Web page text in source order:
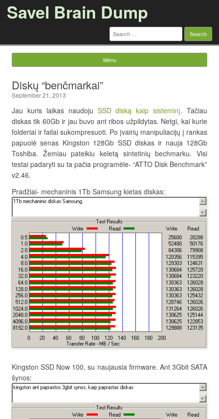
Savel Brain Dump
Search
for:
Menu
Diskų “benčmarkai”
September 21, 2013
Jau kuris laikas naudoju SSD diską kaip sisteminį. Tačiau
diskas tik 60Gb ir jau buvo ant ribos užpildytas. Netgi, kai kurie
folderiai ir failai sukompresuoti. Po įvairių manipuliacijų į rankas
papuolė senas Kingston 128Gb SSD diskas ir nauja 128Gb
Toshiba. Žemiau pateikiu keletą sintetinių bechmarku. Visi
testai padaryti su ta pačia programėle- “ATTO Disk Benchmark”
v2.46.
Pradžiai- mechaninis 1Tb Samsung kietas diskas:
Kingston SSD Now 100, su naujausia firmware. Ant 3Gbit SATA
šynos: